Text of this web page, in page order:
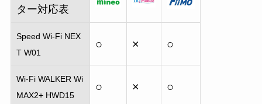
ター対応表
Speed Wi-Fi NEX
T W01
○ × ○
Wi-Fi WALKER Wi
MAX2+ HWD15
○ × ○